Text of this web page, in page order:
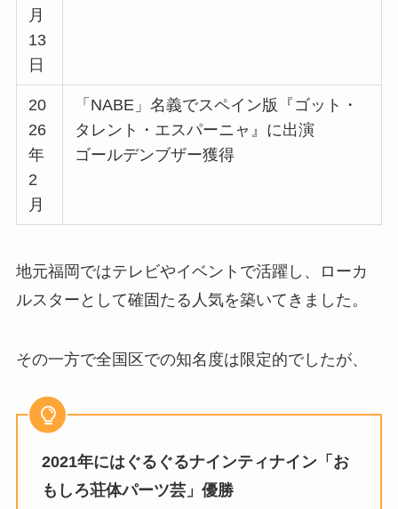
月
13
日
20
26
年
2
月
「NABE」名義でスペイン版『ゴット・
タレント・エスパーニャ』に出演
ゴールデンブザー獲得
地元福岡ではテレビやイベントで活躍し、ローカ
ルスターとして確固たる人気を築いてきました。
その一方で全国区での知名度は限定的でしたが、
2021年にはぐるぐるナインティナイン「お
もしろ荘体パーツ芸」優勝